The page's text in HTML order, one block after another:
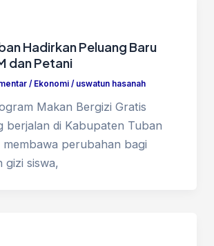
Hadirkan Peluang Baru
dan Petani
/ Ekonomi/ uswatun hasanah
Makan Bergizi Gratis
berjalan di Kabupaten Tuban
membawa perubahan bagi
gizi siswa,